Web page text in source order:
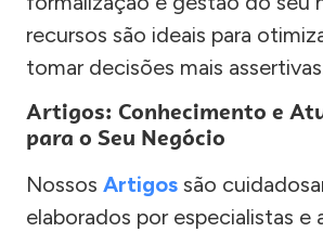
recursos são ideais para
tomar decisões mais
Artigos: Conhecimento e
para o Seu Negócio
Nossos Artigos são
elaborados por especialistas e